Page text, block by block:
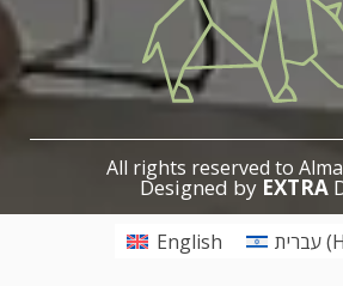
All rights reserved to
Designed by EXTRA
English עברית(